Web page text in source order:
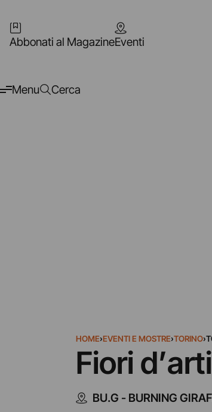
Abbonati al MagazineEventi
Menu Cerca
HOME›EVENTI E MOSTRE›TORINO›
Fiori
BU.G - BURNING